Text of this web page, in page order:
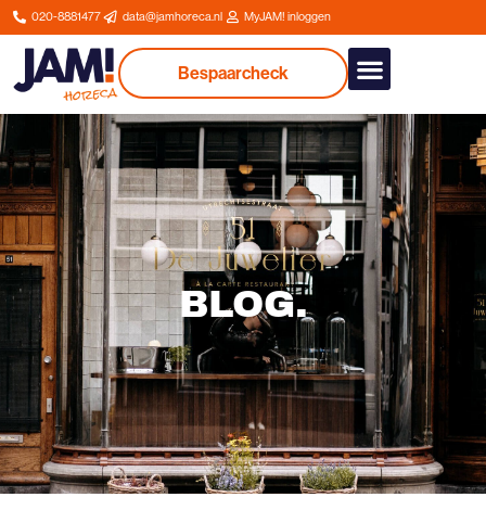
020-8881477 data@jamhoreca.nl MyJAM! inloggen
Bespaarcheck
BLOG.